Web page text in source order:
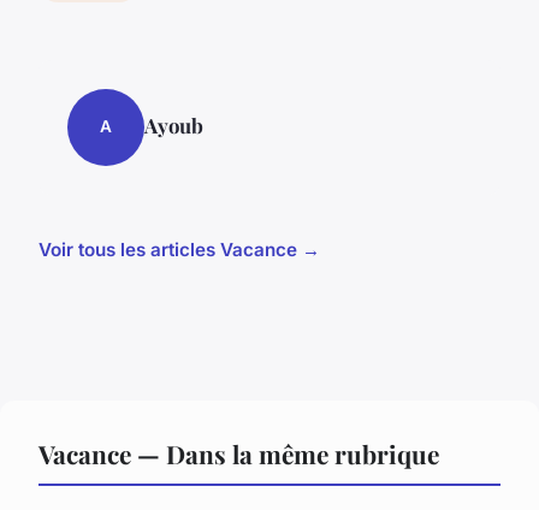
A Ayoub
Voir tous les articles Vacance →
Vacance — Dans la même rubrique